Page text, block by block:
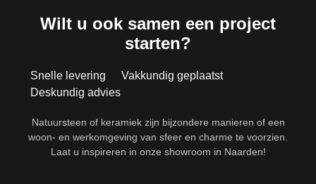
Wilt u ook samen een project
starten?
Snelle levering
Vakkundig geplaatst
Deskundig advies
Natuursteen of keramiek zijn bijzondere manieren of een
woon- en werkomgeving van sfeer en charme te voorzien.
Laat u inspireren in onze showroom in Naarden!